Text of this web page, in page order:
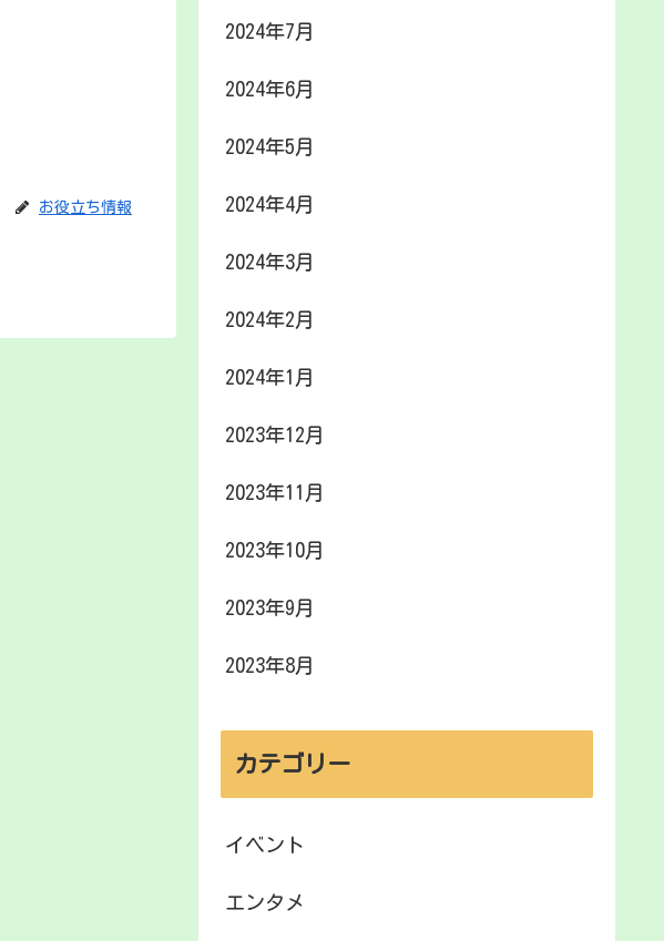
お役立ち情報
2024年7月
2024年6月
2024年5月
2024年4月
2024年3月
2024年2月
2024年1月
2023年12月
2023年11月
2023年10月
2023年9月
2023年8月
カテゴリー
イベント
エンタメ